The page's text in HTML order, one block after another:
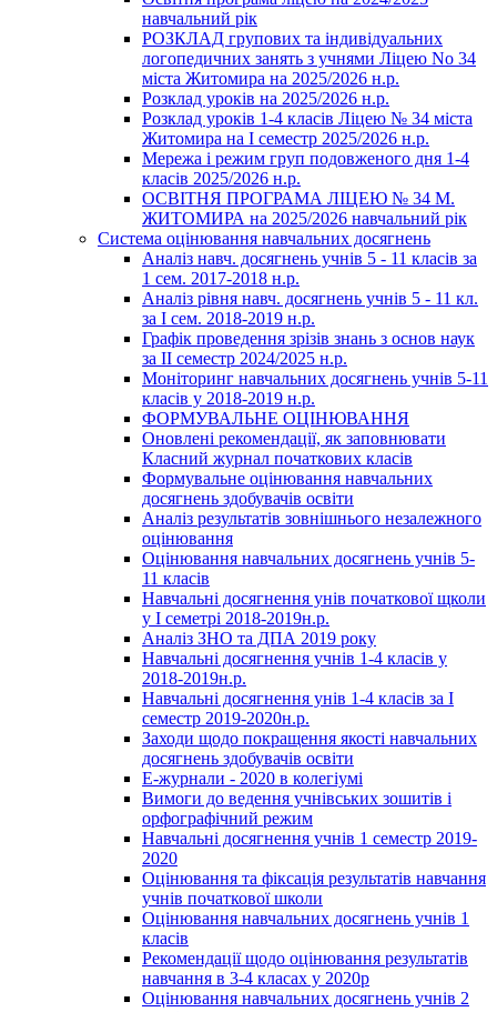
навчальний рік
РОЗКЛАД групових та індивідуальних
логопедичних занять з учнями Ліцею No 34
міста Житомира на 2025/2026 н.р.
Розклад уроків на 2025/2026 н.р.
Розклад уроків 1-4 класів Ліцею № 34 міста
Житомира на І семестр 2025/2026 н.р.
Мережа і режим груп подовженого дня 1-4
класів 2025/2026 н.р.
ОСВІТНЯ ПРОГРАМА ЛІЦЕЮ № 34 М.
ЖИТОМИРА на 2025/2026 навчальний рік
Система оцінювання навчальних досягнень
Аналіз навч. досягнень учнів 5 - 11 класів за
1 сем. 2017-2018 н.р.
Аналіз рівня навч. досягнень учнів 5 - 11 кл.
за І сем. 2018-2019 н.р.
Графік проведення зрізів знань з основ наук
за ІІ семестр 2024/2025 н.р.
Моніторинг навчальних досягнень учнів 5-11
класів у 2018-2019 н.р.
ФОРМУВАЛЬНЕ ОЦІНЮВАННЯ
Оновлені рекомендації, як заповнювати
Класний журнал початкових класів
Формувальне оцінювання навчальних
досягнень здобувачів освіти
Аналіз результатів зовнішнього незалежного
оцінювання
Оцінювання навчальних досягнень учнів 5-
11 класів
Навчальні досягнення унів початкової щколи
у І семетрі 2018-2019н.р.
Аналіз ЗНО та ДПА 2019 року
Навчальні досягнення учнів 1-4 класів у
2018-2019н.р.
Навчальні досягнення унів 1-4 класів за І
семестр 2019-2020н.р.
Заходи щодо покращення якості навчальних
досягнень здобувачів освіти
Е-журнали - 2020 в колегіумі
Вимоги до ведення учнівських зошитів і
орфографічний режим
Навчальні досягнення учнів 1 семестр 2019-
2020
Оцінювання та фіксація результатів навчання
учнів початкової школи
Оцінювання навчальних досягнень учнів 1
класів
Рекомендації щодо оцінювання результатів
навчання в 3-4 класах у 2020р
Оцінювання навчальних досягнень учнів 2